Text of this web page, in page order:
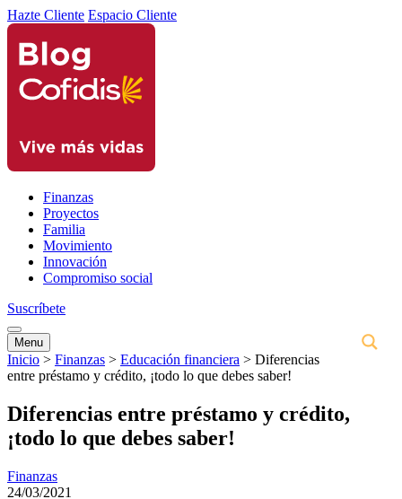
Hazte Cliente Espacio Cliente
Finanzas
Proyectos
Familia
Movimiento
Innovación
Compromiso social
Suscríbete
Menu
Inicio > Finanzas > Educación financiera > Diferencias
entre préstamo y crédito, ¡todo lo que debes saber!
Diferencias entre préstamo y crédito,
¡todo lo que debes saber!
Finanzas
24/03/2021